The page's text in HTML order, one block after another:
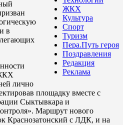
ЖКХ
Культура
Спорт
Туризм
Пера.Путь героя
Поздравления
Редакция
Реклама
в
лично
площадку вместе с
Сыктывкара и
Маршрут нового
Краснозатонский с ЛДК, и на